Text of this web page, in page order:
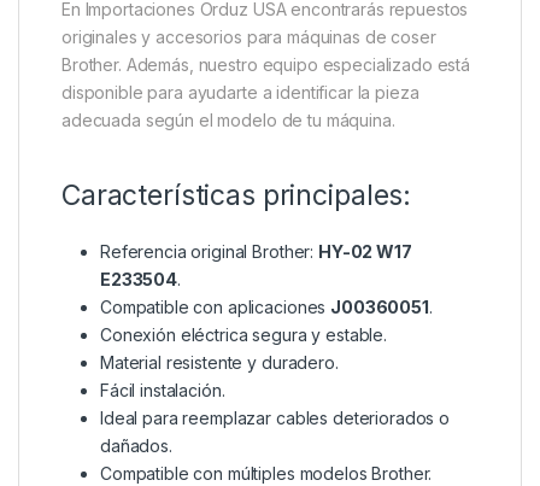
En Importaciones Orduz USA encontrarás repuestos
originales y accesorios para máquinas de coser
Brother. Además, nuestro equipo especializado está
disponible para ayudarte a identificar la pieza
adecuada según el modelo de tu máquina.
Características principales:
Referencia original Brother: HY-02 W17
E233504.
Compatible con aplicaciones J00360051.
Conexión eléctrica segura y estable.
Material resistente y duradero.
Fácil instalación.
Ideal para reemplazar cables deteriorados o
dañados.
Compatible con múltiples modelos Brother.